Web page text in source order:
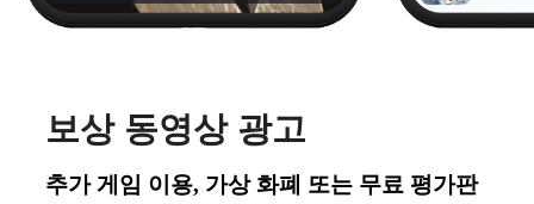
보상 동영상 광고
추가 게임 이용, 가상 화폐 또는 무료 평가판